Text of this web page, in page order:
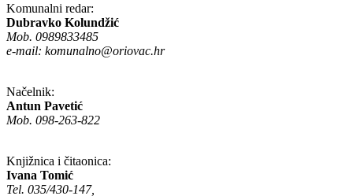
Komunalni redar:
Dubravko Kolundžić
Mob. 0989833485
e-mail: komunalno@oriovac.hr
Načelnik:
Antun Pavetić
Mob. 098-263-822
Knjižnica i čitaonica:
Ivana Tomić
Tel. 035/430-147,